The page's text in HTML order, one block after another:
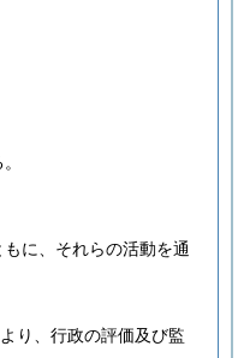
に、それらの活動を通
り、行政の評価及び監